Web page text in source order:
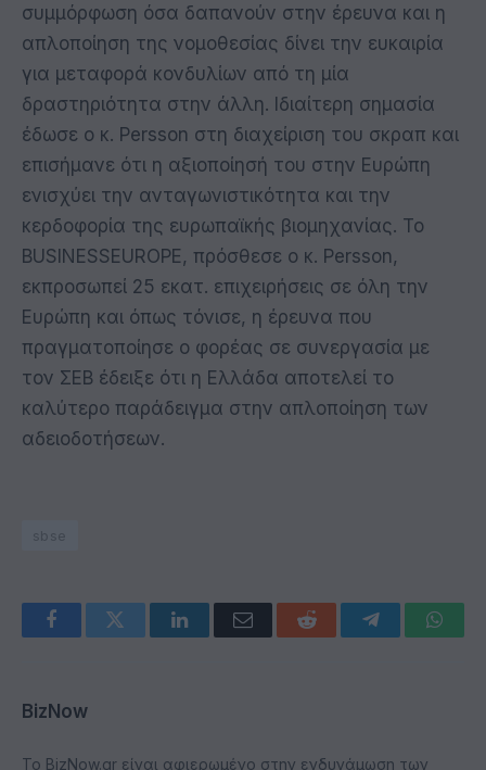
συμμόρφωση όσα δαπανούν στην έρευνα και η
απλοποίηση της νομοθεσίας δίνει την ευκαιρία
για μεταφορά κονδυλίων από τη μία
δραστηριότητα στην άλλη. Ιδιαίτερη σημασία
έδωσε ο κ. Persson στη διαχείριση του σκραπ και
επισήμανε ότι η αξιοποίησή του στην Ευρώπη
ενισχύει την ανταγωνιστικότητα και την
κερδοφορία της ευρωπαϊκής βιομηχανίας. Το
BUSINESSEUROPE, πρόσθεσε ο κ. Persson,
εκπροσωπεί 25 εκατ. επιχειρήσεις σε όλη την
Ευρώπη και όπως τόνισε, η έρευνα που
πραγματοποίησε ο φορέας σε συνεργασία με
τον ΣΕΒ έδειξε ότι η Ελλάδα αποτελεί το
καλύτερο παράδειγμα στην απλοποίηση των
αδειοδοτήσεων.
sbse
FacebookTwitter LinkedInEmail Reddit Telegram
BizNow
Το BizNow.gr είναι αφιερωμένο στην ενδυνάμωση των